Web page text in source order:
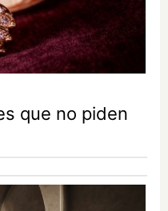
que no piden